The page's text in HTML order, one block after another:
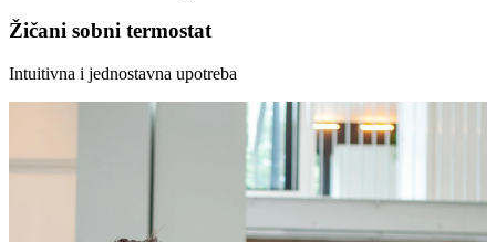
Žičani sobni termostat
Intuitivna i jednostavna upotreba